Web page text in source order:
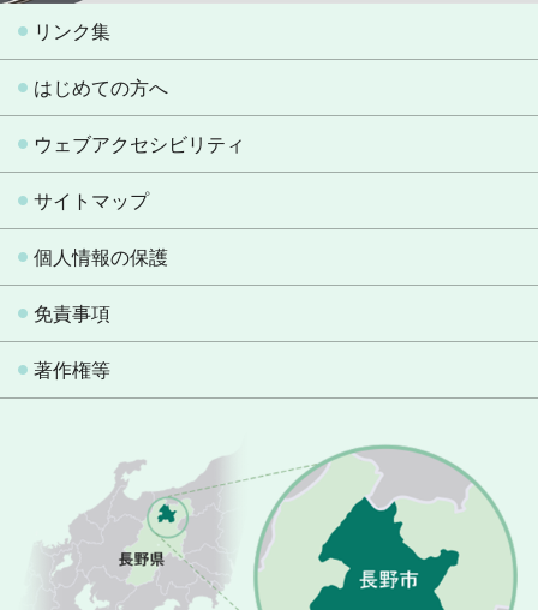
リンク集
はじめての方へ
ウェブアクセシビリティ
サイトマップ
個人情報の保護
免責事項
著作権等